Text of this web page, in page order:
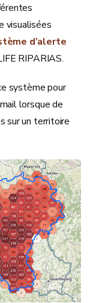
visualisées
d’alerte
RIPARIAS.
système pour
lorsque de
sur un territoire